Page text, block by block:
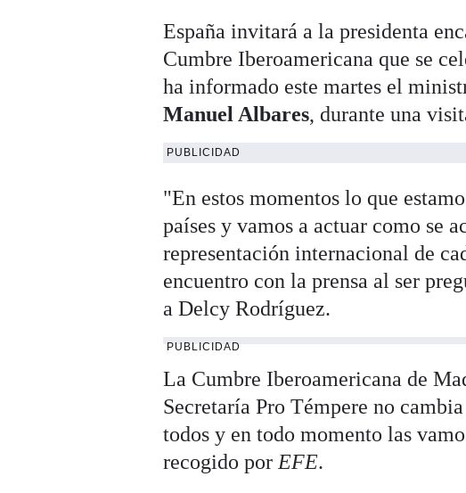
España invitará a la presidenta
Cumbre Iberoamericana que se
ha informado este martes el
Manuel Albares, durante una
PUBLICIDAD
"En estos momentos lo que
países y vamos a actuar como se
representación internacional de
encuentro con la prensa al ser
a Delcy Rodríguez.
PUBLICIDAD
La Cumbre Iberoamericana de
Secretaría Pro Témpere no
todos y en todo momento las
recogido por EFE.